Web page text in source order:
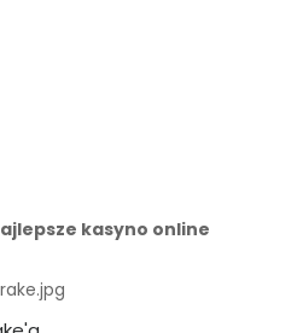
kasyno online